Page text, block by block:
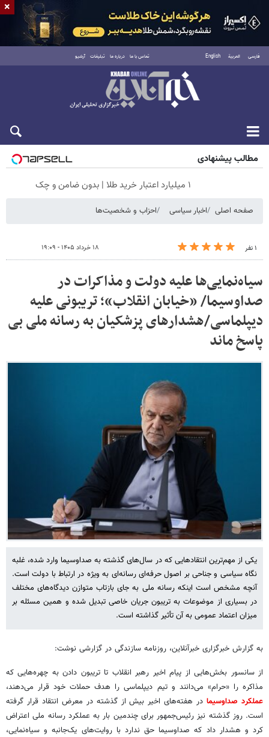
فارسی العربية English تماس با ما درباره ما تبلیغات آرشیو
جمعه ۱۶ مرداد ۱۴۰۵
مطالب پیشنهادی
۱ میلیارد اعتبار خرید طلا | بدون ضامن و چک
صفحه اصلی اخبار سیاسی احزاب و شخصیت‌ها
۱ نفر ۱۸ خرداد ۱۴۰۵ - ۱۹:۰۹
سیاه‌نمایی‌ها علیه دولت و مذاکرات در
صداوسیما/ «خیابان انقلاب»؛ تریبونی علیه
دیپلماسی/هشدارهای پزشکیان به رسانه ملی بی
پاسخ ماند
یکی از مهم‌ترین انتقادهایی که در سال‌های گذشته به صداوسیما وارد شده، غلبه
نگاه سیاسی و جناحی بر اصول حرفه‌ای رسانه‌ای به ویژه در ارتباط با دولت است.
آنچه مشخص است اینکه رسانه ملی به جای بازتاب متوازن دیدگاه‌های مختلف
در بسیاری از موضوعات به تریبون جریان خاصی تبدیل شده و همین مسئله بر
میزان اعتماد عمومی به آن تأثیر گذاشته است.
به گزارش خبرگزاری خبرآنلاین، روزنامه سازندگی در گزارشی نوشت:
از سانسور بخش‌هایی از پیام اخیر رهبر انقلاب تا تریبون دادن به چهره‌هایی که
مذاکره را «حرام» می‌دانند و تیم دیپلماسی را هدف حملات خود قرار می‌دهند،
عملکرد صداوسیما در هفته‌های اخیر بیش از گذشته در معرض انتقاد قرار گرفته
است. روز گذشته نیز رئیس‌جمهور برای چندمین بار به عملکرد رسانه ملی اعتراض
کرد و هشدار داد که صداوسیما حق ندارد با روایت‌های یک‌جانبه و سیاه‌نمایی،
×